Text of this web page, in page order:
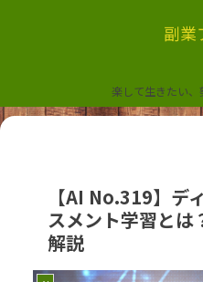
副業
楽して生きたい、
【AI No.319】デ
スメント学習とは
解説